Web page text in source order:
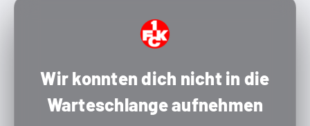
Wir konnten dich nicht in die
Warteschlange aufnehmen